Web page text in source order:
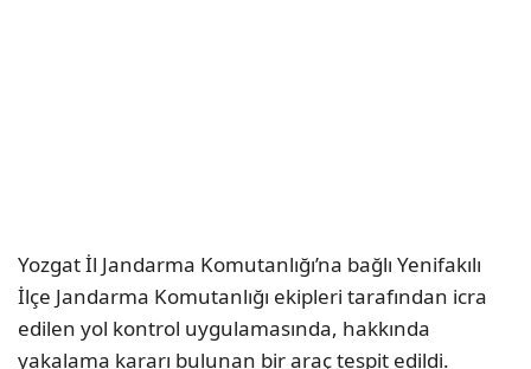
Yozgat İl Jandarma Komutanlığı’na bağlı Yenifakılı
İlçe Jandarma Komutanlığı ekipleri tarafından icra
edilen yol kontrol uygulamasında, hakkında
yakalama kararı bulunan bir araç tespit edildi.